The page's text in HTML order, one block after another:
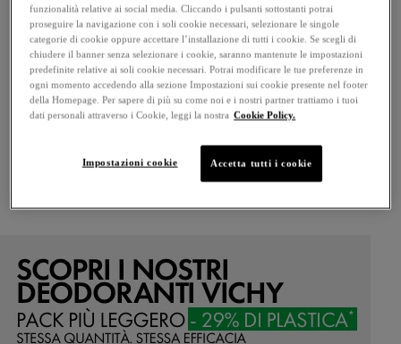
UTILIZZO PERSONALE.
PRECAUZIONI D'USO
NON SONO NECESSARIE PRECAUZIONI
SPECIFICHE PER L'USO DI QUESTO PRODOTTO
IN CONDIZIONI NORMALI O
RAGIONEVOLMENTE PREVEDIBILI DI UTILIZZO.
funzionalità relative ai social media. Cliccando i pulsanti sottostanti potrai
proseguire la navigazione con i soli cookie necessari, selezionare le singole
categorie di cookie oppure accettare l’installazione di tutti i cookie. Se scegli di
chiudere il banner senza selezionare i cookie, saranno mantenute le impostazioni
predefinite relative ai soli cookie necessari. Potrai modificare le tue preferenze in
ogni momento accedendo alla sezione Impostazioni sui cookie presente nel footer
della Homepage. Per sapere di più su come noi e i nostri partner trattiamo i tuoi
dati personali attraverso i Cookie, leggi la nostra Cookie Policy.
Impostazioni cookie Accetta tutti i cookie